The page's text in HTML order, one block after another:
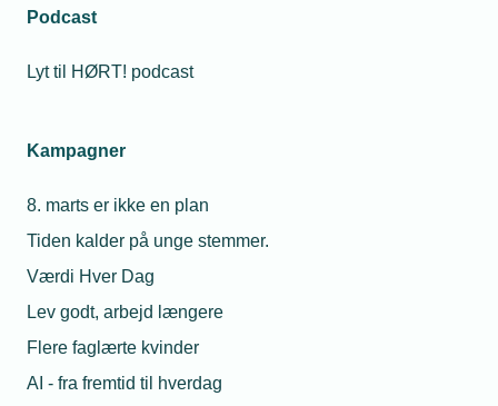
Podcast
Lyt til HØRT! podcast
Kampagner
8. marts er ikke en plan
Tiden kalder på unge stemmer.
Værdi Hver Dag
Lev godt, arbejd længere
Flere faglærte kvinder
AI - fra fremtid til hverdag
16. marts 2023